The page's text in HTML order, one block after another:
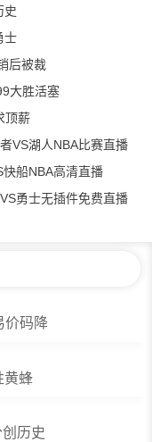
史
士
后被裁
大胜活塞
顶薪
VS湖人NBA比赛直播
船NBA高清直播
勇士无插件免费直播
价码降
黄蜂
历史